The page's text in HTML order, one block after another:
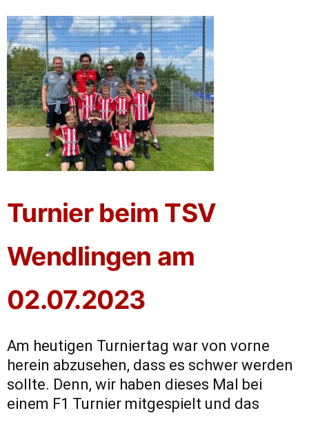
Turnier beim TSV
Wendlingen am
02.07.2023
Am heutigen Turniertag war von vorne
herein abzusehen, dass es schwer werden
sollte. Denn, wir haben dieses Mal bei
einem F1 Turnier mitgespielt und das